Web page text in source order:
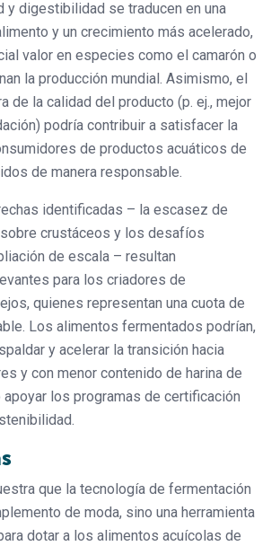
y digestibilidad se traducen en una
y un crecimiento más acelerado,
valor en especies como el camarón o
la producción mundial. Asimismo, el
de la calidad del producto (p. ej., mejor
podría contribuir a satisfacer la
de productos acuáticos de
de manera responsable.
identificadas – la escasez de
crustáceos y los desafíos
de escala – resultan
para los criadores de
quienes representan una cuota de
Los alimentos fermentados podrían,
y acelerar la transición hacia
y con menor contenido de harina de
los programas de certificación
que la tecnología de fermentación
de moda, sino una herramienta
dotar a los alimentos acuícolas de